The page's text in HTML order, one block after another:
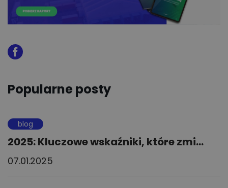
Popularne posty
blog
2025: Kluczowe wskaźniki, które zmi...
07.01.2025